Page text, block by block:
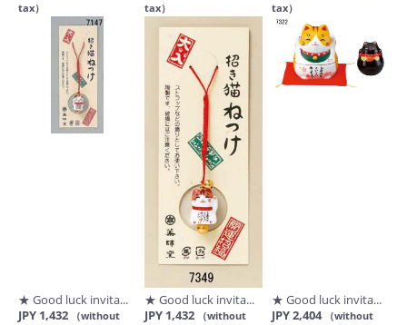
tax）
tax）
tax）
★ Good luck invita...
JPY 1,432
（without
★ Good luck invita...
JPY 1,432
（without
★ Good luck invita...
JPY 2,404 （without